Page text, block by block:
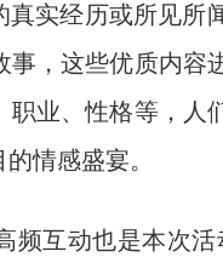
实经历或所见所
，这些优质内容
业、性格等，人
情感盛宴。
互动也是本次活